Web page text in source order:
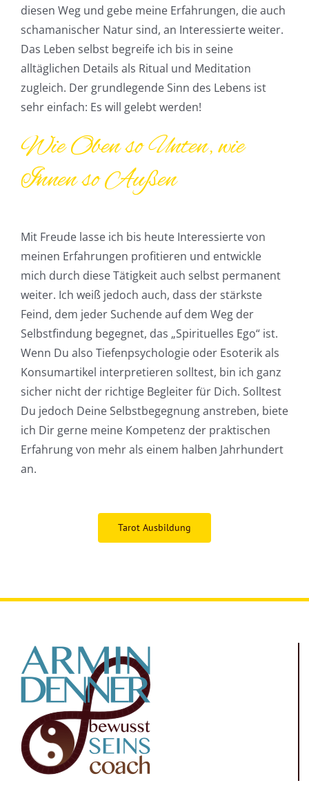
diesen Weg und gebe meine Erfahrungen, die auch
schamanischer Natur sind, an Interessierte weiter.
Das Leben selbst begreife ich bis in seine
alltäglichen Details als Ritual und Meditation
zugleich. Der grundlegende Sinn des Lebens ist
sehr einfach: Es will gelebt werden!
Wie Oben so Unten, wie
Innen so Außen
Mit Freude lasse ich bis heute Interessierte von
meinen Erfahrungen profitieren und entwickle
mich durch diese Tätigkeit auch selbst permanent
weiter. Ich weiß jedoch auch, dass der stärkste
Feind, dem jeder Suchende auf dem Weg der
Selbstfindung begegnet, das „Spirituelles Ego“ ist.
Wenn Du also Tiefenpsychologie oder Esoterik als
Konsumartikel interpretieren solltest, bin ich ganz
sicher nicht der richtige Begleiter für Dich. Solltest
Du jedoch Deine Selbstbegegnung anstreben, biete
ich Dir gerne meine Kompetenz der praktischen
Erfahrung von mehr als einem halben Jahrhundert
an.
Tarot Ausbildung